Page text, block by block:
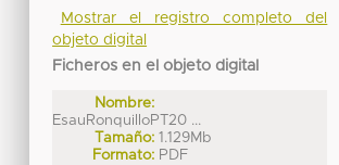
Mostrar el registro completo del
objeto digital
Ficheros en el objeto digital
Nombre:
EsauRonquilloPT20 ...
Tamaño: 1.129Mb
Formato: PDF